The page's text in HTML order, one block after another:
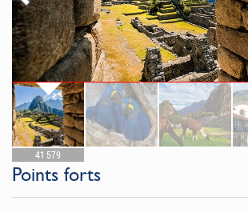
41 579
Points forts